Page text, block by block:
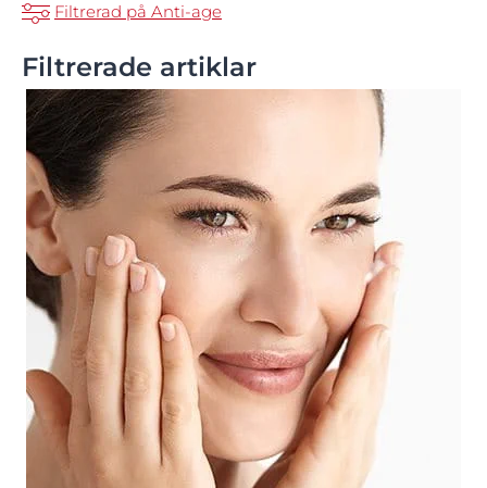
Filtrerad på Anti-age
Filtrerade artiklar